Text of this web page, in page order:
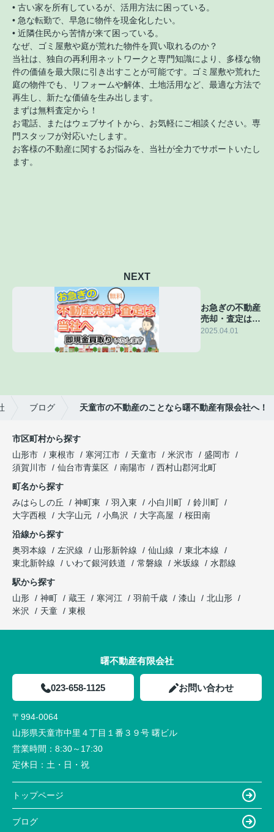
• 古い家を所有しているが、活用方法に困っている。
• 急な転勤で、早急に物件を現金化したい。
• 近隣住民から苦情が来て困っている。
なぜ、ゴミ屋敷や庭が荒れた物件を買い取れるのか？
当社は、独自の再利用ネットワークと専門知識により、多様な物
件の価値を最大限に引き出すことが可能です。ゴミ屋敷や荒れた
庭の物件でも、リフォームや解体、土地活用など、最適な方法で
再生し、新たな価値を生み出します。
まずは無料査定から！
お電話、またはウェブサイトから、お気軽にご相談ください。専
門スタッフが対応いたします。
お客様の不動産に関するお悩みを、当社が全力でサポートいたし
ます。
NEXT
お急ぎの不動産
売却・査定は当
社へ
2025.04.01
ブログ 天童市の不動産のことなら曙不動産有限会社へ！
市区町村から探す
山形市
東根市 寒河江市 天童市 米沢市
盛岡市
須賀川市
仙台市青葉区 南陽市
西村山郡河北町
町名から探す
みはらしの丘
神町東 羽入東 小白川町
鈴川町
大字西根
大字山元 小鳥沢 大字高屋
桜田南
沿線から探す
奥羽本線
左沢線 山形新幹線 仙山線
東北本線
東北新幹線
いわて銀河鉄道 常磐線 米坂線
水郡線
駅から探す
山形
神町 蔵王 寒河江 羽前千歳 漆山
北山形
米沢
天童 東根
曙不動産有限会社
023-658-1125 お問い合わせ
〒994-0064
山形県天童市中里４丁目１番３９号 曙ビル
営業時間： 8:30～17:30
定休日： 土・日・祝
トップページ
ブログ